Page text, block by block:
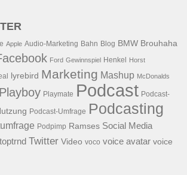
Apple Audio-Marketing Bahn Blog BMW Brouhaha
Ford Gewinnspiel Henkel Horst
lyrebird Marketing Mashup McDonalds
Playboy Playmate Podcast Podcast-
Podcast-Umfrage Podcasting
Podpimp Ramses Social Media
toptrnd Twitter Video voco voice avatar voice